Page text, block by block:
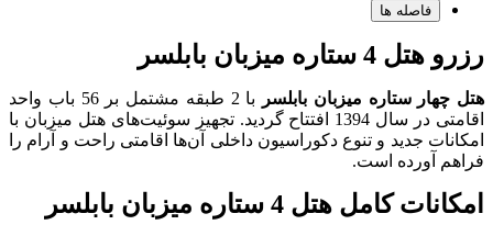
فاصله ها
رزرو هتل 4 ستاره میزبان بابلسر
هتل چهار ستاره میزبان بابلسر
با 2 طبقه مشتمل بر 56 باب واحد
اقامتی در سال 1394 افتتاح گردید. تجهیز سوئیت‌های هتل میزبان با
امکانات جدید و تنوع دکوراسیون داخلی آن‌ها اقامتی راحت و آرام را
فراهم آورده است.
امکانات کامل هتل 4 ستاره میزبان بابلسر